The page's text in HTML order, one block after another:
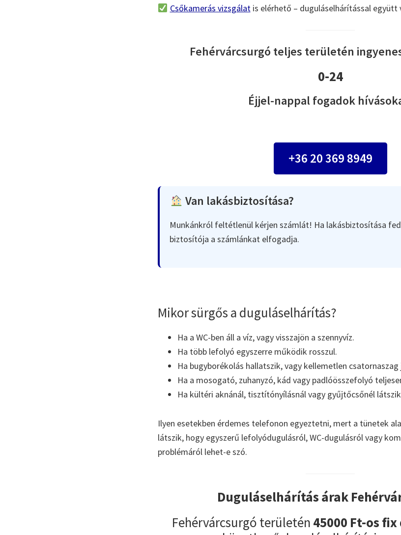
Csőkamerás vizsgálatis elérhető – duguláselhárítással együtt
Fehérvárcsurgó teljes területén
0-24
Éjjel-nappal fogadok
+36 20 369 8949
Van lakásbiztosítása?
Munkánkról feltétlenül kérjen számlát! Ha lakásbiztosítása
biztosítója a számlánkat elfogadja.
Mikor sürgős a duguláselhárítás?
Ha a WC-ben áll a víz, vagy visszajön a szennyvíz.
Ha több lefolyó egyszerre működik rosszul.
Ha bugyborékolás hallatszik, vagy kellemetlen
Ha a mosogató, zuhanyzó, kád vagy padlóösszefolyó
Ha kültéri aknánál, tisztítónyílásnál vagy gyűjtőcsőnél
Ilyen esetekben érdemes telefonon egyeztetni, mert a tünetek
látszik, hogy egyszerű lefolyódugulásról, WC-dugulásról vagy
problémáról lehet-e szó.
Duguláselhárítás árak
Fehérvárcsurgó területén 45000 Ft-os